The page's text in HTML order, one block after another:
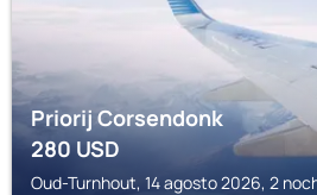
Priorij Corsendonk
280USD
Oud-Turnhout, 14 agosto 2026, 2